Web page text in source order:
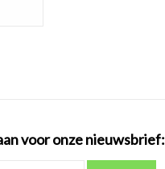
voor onze nieuwsbrief: